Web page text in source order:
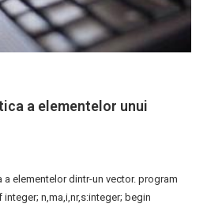
a elementelor unui
a elementelor dintr-un vector. program
integer; n,ma,i,nr,s:integer; begin